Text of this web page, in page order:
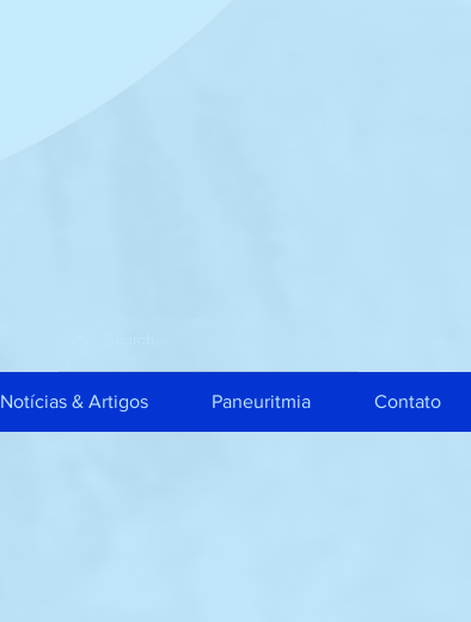
Notícias & Artigos Paneuritmia Contato